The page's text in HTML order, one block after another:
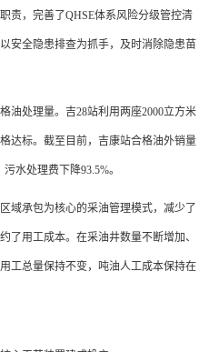
责，完善了QHSE体系风险分级管控清
安全隐患排查为抓手，及时消除隐患苗
油处理量。吉28站利用两座2000立方米
达标。截至目前，吉康站合格油外销量
水处理费下降93.5%。
域承包为核心的采油管理模式，减少了
了用工成本。在采油井数量不断增加、
工总量保持不变，吨油人工成本保持在